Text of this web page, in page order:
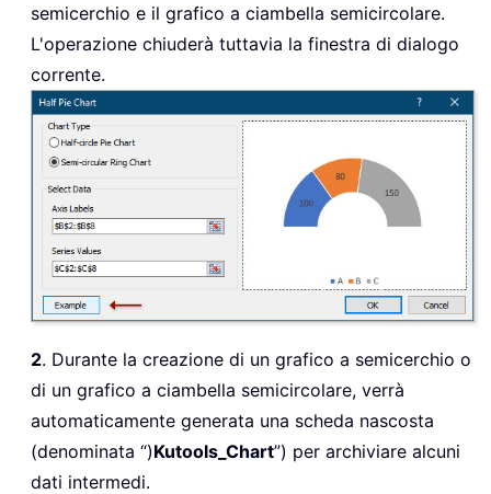
semicerchio e il grafico a ciambella semicircolare.
L'operazione chiuderà tuttavia la finestra di dialogo
corrente.
2. Durante la creazione di un grafico a semicerchio o
di un grafico a ciambella semicircolare, verrà
automaticamente generata una scheda nascosta
(denominata “)Kutools_Chart”) per archiviare alcuni
dati intermedi.